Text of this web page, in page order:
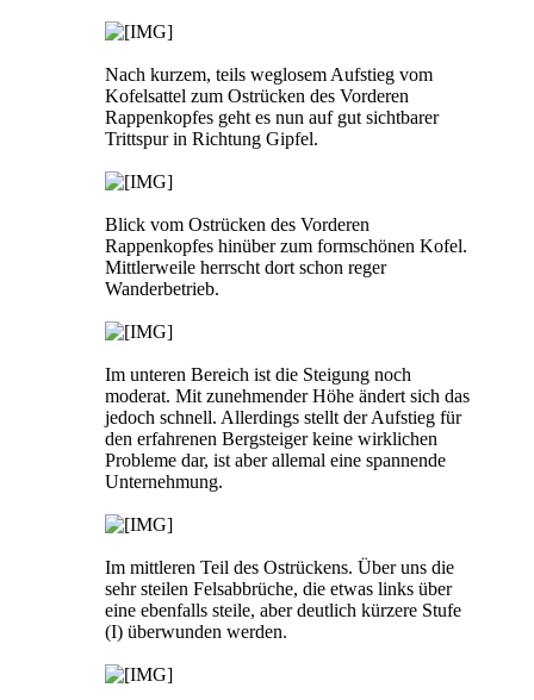
Nach kurzem, teils weglosem Aufstieg vom
Kofelsattel zum Ostrücken des Vorderen
Rappenkopfes geht es nun auf gut sichtbarer
Trittspur in Richtung Gipfel.
Blick vom Ostrücken des Vorderen
Rappenkopfes hinüber zum formschönen Kofel.
Mittlerweile herrscht dort schon reger
Wanderbetrieb.
Im unteren Bereich ist die Steigung noch
moderat. Mit zunehmender Höhe ändert sich das
jedoch schnell. Allerdings stellt der Aufstieg für
den erfahrenen Bergsteiger keine wirklichen
Probleme dar, ist aber allemal eine spannende
Unternehmung.
Im mittleren Teil des Ostrückens. Über uns die
sehr steilen Felsabbrüche, die etwas links über
eine ebenfalls steile, aber deutlich kürzere Stufe
(I) überwunden werden.